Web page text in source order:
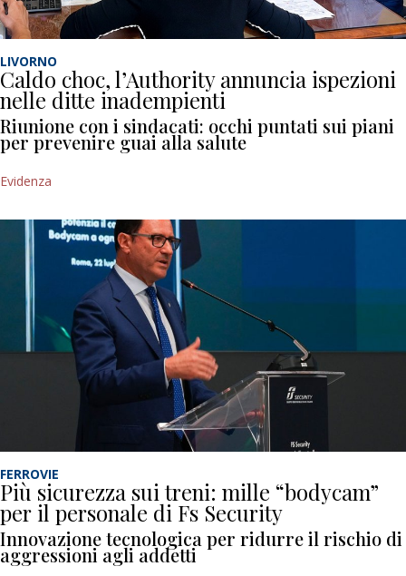
LIVORNO
Caldo choc, l’Authority annuncia ispezioni
nelle ditte inadempienti
Riunione con i sindacati: occhi puntati sui piani
per prevenire guai alla salute
Evidenza
FERROVIE
Più sicurezza sui treni: mille “bodycam”
per il personale di Fs Security
Innovazione tecnologica per ridurre il rischio di
aggressioni agli addetti